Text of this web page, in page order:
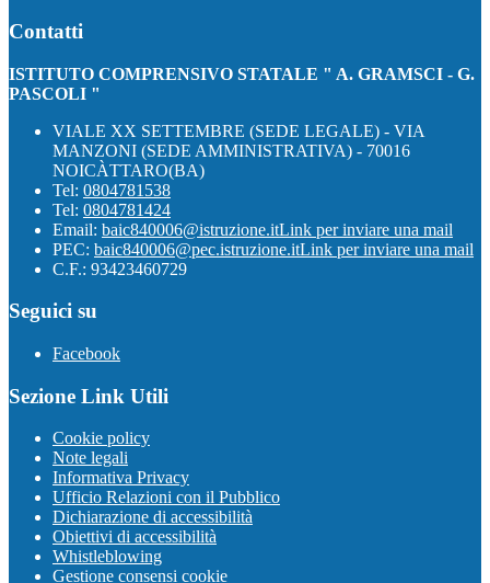
Contatti
ISTITUTO COMPRENSIVO STATALE " A. GRAMSCI - G.
PASCOLI "
VIALE XX SETTEMBRE (SEDE LEGALE) - VIA
MANZONI (SEDE AMMINISTRATIVA) - 70016
NOICÀTTARO(BA)
Tel: 0804781538
Tel: 0804781424
Email: baic840006@istruzione.itLink per inviare una mail
PEC: baic840006@pec.istruzione.itLink per inviare una mail
C.F.: 93423460729
Seguici su
Facebook
Sezione Link Utili
Cookie policy
Note legali
Informativa Privacy
Ufficio Relazioni con il Pubblico
Dichiarazione di accessibilità
Obiettivi di accessibilità
Whistleblowing
Gestione consensi cookie